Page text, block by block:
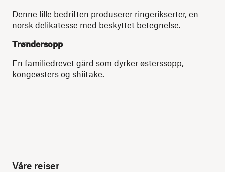
Denne lille bedriften produserer ringerikserter, en
norsk delikatesse med beskyttet betegnelse.
Trøndersopp
En familiedrevet gård som dyrker østerssopp,
kongeøsters og shiitake.
Våre reiser